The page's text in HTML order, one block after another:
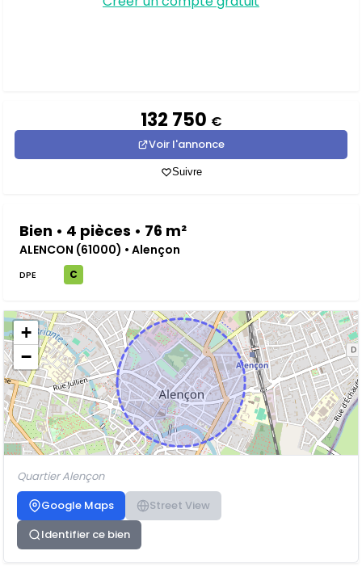
132 750 €
Voir l'annonce
Suivre
Bien • 4 pièces • 76 m²
ALENCON (61000) • Alençon
DPE C
+
−
Quartier Alençon
Google Maps
Street View
Identifier ce bien